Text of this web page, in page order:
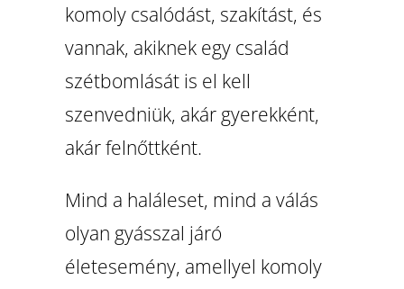
komoly csalódást, szakítást, és
vannak, akiknek egy család
szétbomlását is el kell
szenvedniük, akár gyerekként,
akár felnőttként.
Mind a haláleset, mind a válás
olyan gyásszal járó
életesemény, amellyel komoly